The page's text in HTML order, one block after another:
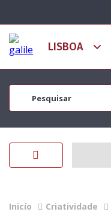
Inicío Criatividade